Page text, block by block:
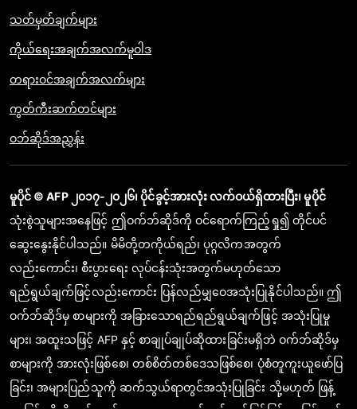
သတ်မှတ်ချက်များ
ကိုယ်ရေးအချက်အလက်မူဝါဒ
တရားဝင်အချက်အလက်များ
ကွတ်ကီးဆက်တင်များ
ဝဘ်ဆိုဒ်အညွှန်း
မူပိုင် © AFP ၂၀၁၇-၂၀၂၆၊ ပိုင်ခွင့်အားလုံး လက်ဝယ်ရှိထားပြီး၊ မူပိုင်
သုံးစွဲသူများအနေဖြင့် ဤဝက်ဘ်ဆိုဒ်ကို ဝင်ရောက်ကြည့်ရှု၍ တိုင်ပင်
ဆွေးနွေးနိုင်ပါသည်။ မိမိတို့တကိုယ်ရည်၊ ပုဂ္ဂလိကအတွက်
လည်းကောင်း၊ စီးပွားရေး လုပ်ငန်းသုံးအတွက်မဟုတ်သော
ရည်ရွယ်ချက်ဖြင့်လည်းကောင်း ပြန်လည်မျှဝေအသုံးပြုနိုင်ပါသည်။ ဤ
ဝက်ဘ်ဆိုဒ်မှ စာများကို အခြားသောရည်ရည်ရွယ်ချက်ဖြင့် အသုံးပြုမှု
များ၊ အထူးသဖြင့် AFP နှင့် စာချုပ်ချုပ်ဆိုထားခြင်းမရှိဘဲ ဝက်ဘ်ဆိုဒ်မှ
စာများကို အားလုံးဖြစ်စေ၊ တစ်စိတ်တစ်ဒေသဖြစ်စေ၊ ပုံစံတူကူးယူဖော်ပြ
ခြင်း၊ အများပြည်သူကို ဆက်သွယ်ရာတွင်အသုံးပြုခြင်း သို့မဟုတ် ဖြန့်